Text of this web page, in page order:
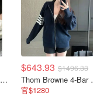
Thom Browne 4-Bar 卫衣 拉链款
$643.93 $1496.33
Thom
官$1280